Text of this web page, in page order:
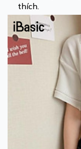
thích.